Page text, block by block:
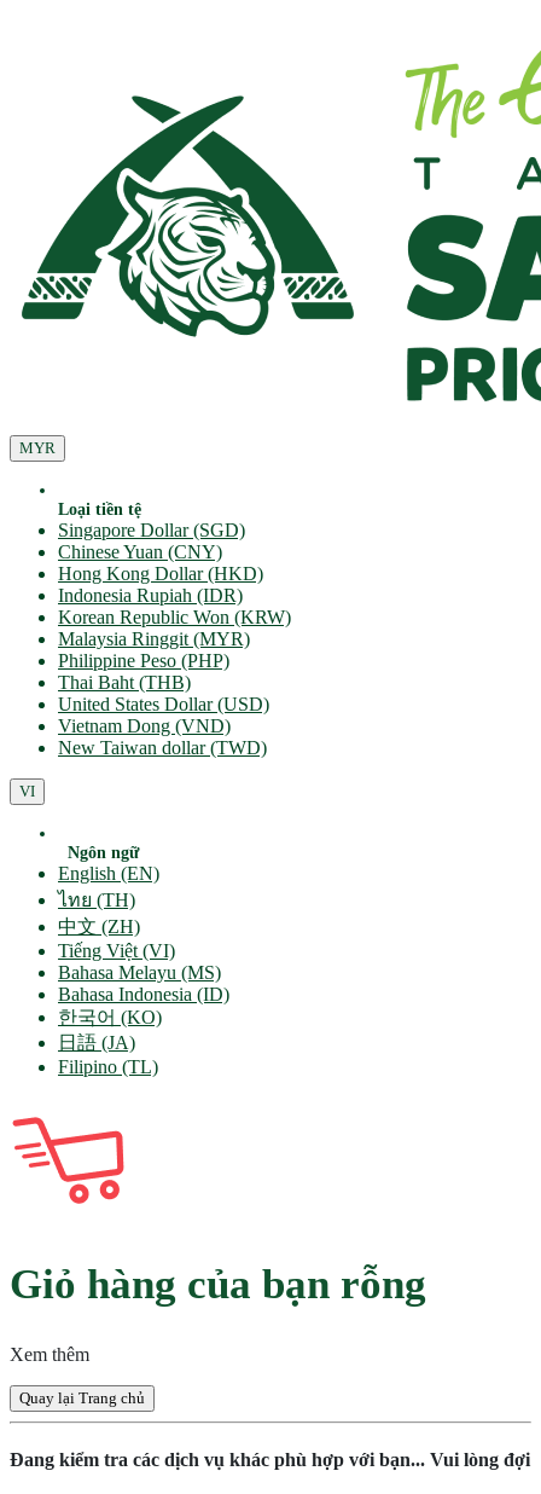
MYR
Loại tiền tệ
Singapore Dollar (SGD)
Chinese Yuan (CNY)
Hong Kong Dollar (HKD)
Indonesia Rupiah (IDR)
Korean Republic Won (KRW)
Malaysia Ringgit (MYR)
Philippine Peso (PHP)
Thai Baht (THB)
United States Dollar (USD)
Vietnam Dong (VND)
New Taiwan dollar (TWD)
VI
Ngôn ngữ
English (EN)
ไทย (TH)
中文 (ZH)
Tiếng Việt (VI)
Bahasa Melayu (MS)
Bahasa Indonesia (ID)
한국어 (KO)
日語 (JA)
Filipino (TL)
Giỏ hàng của bạn rỗng
Xem thêm
Quay lại Trang chủ
Đang kiểm tra các dịch vụ khác phù hợp với bạn... Vui lòng đợi